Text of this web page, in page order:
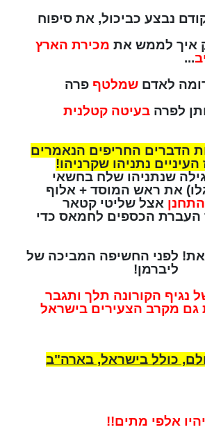
נבצע כביכול, את סיפוח
איך לממש את מכירת הארץ
...
לאדם שמלטף פרה
לפרה בעיטה קטלנית
הדברים החריפים הנאמרים
נתניהו שקרניהו!
שנתניהו שלח בחשאי
את ראש המוסד + אלוף
אצל שליטי קטאר
הכספים לחמאס כדי
לפני החשיפה המביכה של
ליברמן!
נגיף הקורונה תלך ותגבר
גם מקרב הצעירים בישראל
כולל בישראל, בארה"ב
יהיו אלפי מתים!!